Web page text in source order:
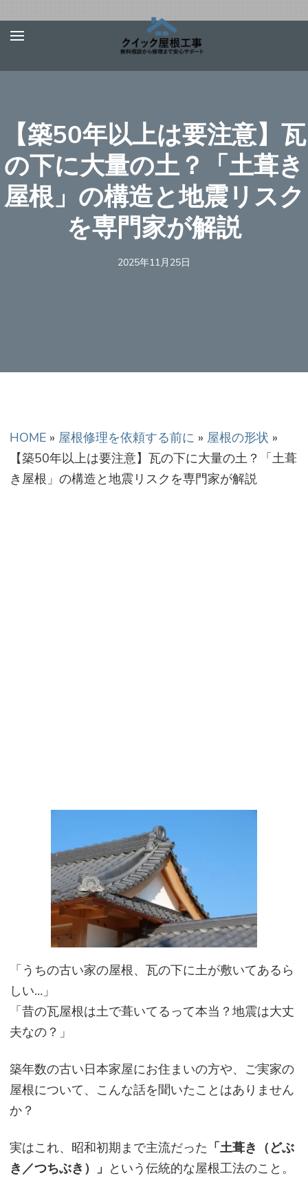
Skip
content
雨漏りの修理
樋、雨漏りの修理を
行う地元の優良工事
業者を完全無料でご
紹介！あらゆる屋根
材（瓦、スレート、
板金、トタン、コロ
【築50年以上は要注意】瓦
の下に大量の土？「土葺き
屋根」の構造と地震リスク
を専門家が解説
2025年11月25日
HOME » 屋根修理を依頼する前に » 屋根の形状 »
【築50年以上は要注意】瓦の下に大量の土？「土葺
き屋根」の構造と地震リスクを専門家が解説
「うちの古い家の屋根、瓦の下に土が敷いてあるら
しい…」
「昔の瓦屋根は土で葺いてるって本当？地震は大丈
夫なの？」
築年数の古い日本家屋にお住まいの方や、ご実家の
屋根について、こんな話を聞いたことはありません
か？
実はこれ、昭和初期まで主流だった 「土葺き（どぶ
き／つちぶき）」 という伝統的な屋根工法のこと。